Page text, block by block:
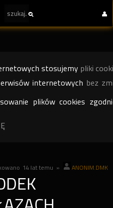
stosujemy pliki
internetowych bez
plików cookies
14 lat temu » ANONIM.DMK